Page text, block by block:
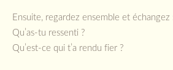
Ensuite, regardez ensemble et échangez
Qu’as-tu ressenti ?
Qu’est-ce qui t’a rendu fier ?